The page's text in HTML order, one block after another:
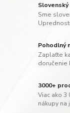
Sme
Pohodlný
Zaplaťte
doručenie
3000+
Viac ako 3
nákupy